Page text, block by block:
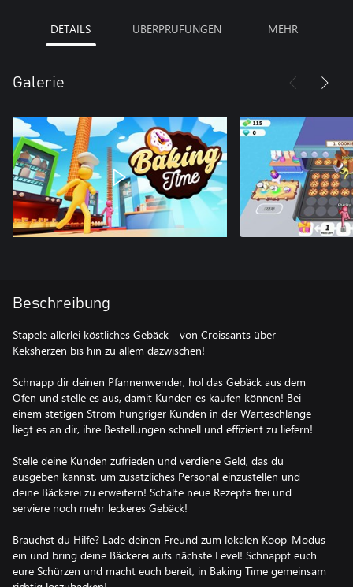
DETAILS ÜBERPRÜFUNGEN MEHR
Galerie
Beschreibung
Stapele allerlei köstliches Gebäck - von Croissants über
Keksherzen bis hin zu allem dazwischen!
Schnapp dir deinen Pfannenwender, hol das Gebäck aus dem
Ofen und stelle es aus, damit Kunden es kaufen können! Bei
einem stetigen Strom hungriger Kunden in der Warteschlange
liegt es an dir, ihre Bestellungen schnell und effizient zu liefern!
Stelle deine Kunden zufrieden und verdiene Geld, das du
ausgeben kannst, um zusätzliches Personal einzustellen und
deine Bäckerei zu erweitern! Schalte neue Rezepte frei und
serviere noch mehr leckeres Gebäck!
Brauchst du Hilfe? Lade deinen Freund zum lokalen Koop-Modus
ein und bring deine Bäckerei aufs nächste Level! Schnappt euch
eure Schürzen und macht euch bereit, in Baking Time gemeinsam